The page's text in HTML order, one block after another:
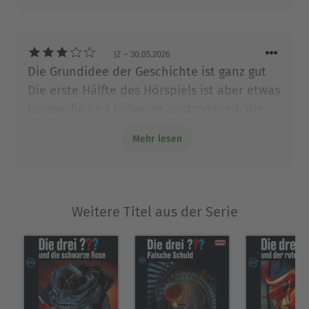
JZ – 30.05.2026
Die Grundidee der Geschichte ist ganz gut
Die erste Hälfte des Hörspiels ist aber etwas
Nicht mein Lieblingsfall.
Mehr lesen
Weitere Titel aus der Serie